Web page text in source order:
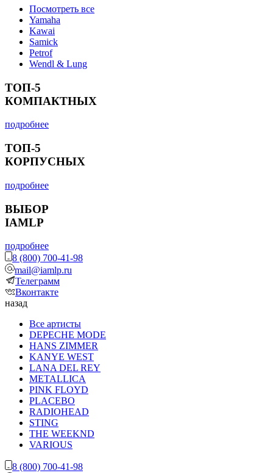
Посмотреть все
Yamaha
Kawai
Samick
Petrof
Wendl & Lung
ТОП-5
КОМПАКТНЫХ
подробнее
ТОП-5
КОРПУСНЫХ
подробнее
ВЫБОР
IAMLP
подробнее
8 (800) 700-41-98
mail@iamlp.ru
Телеграмм
Вконтакте
назад
Все артисты
DEPECHE MODE
HANS ZIMMER
KANYE WEST
LANA DEL REY
METALLICA
PINK FLOYD
PLACEBO
RADIOHEAD
STING
THE WEEKND
VARIOUS
8 (800) 700-41-98